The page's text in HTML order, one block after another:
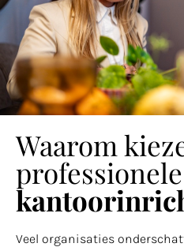
Waarom
professionele
Veel organisaties